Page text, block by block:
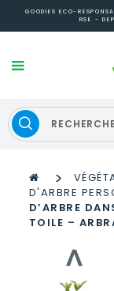
GOODIES ECO-
RSE -
>
D'ARBRE
D’ARBRE
TOILE –